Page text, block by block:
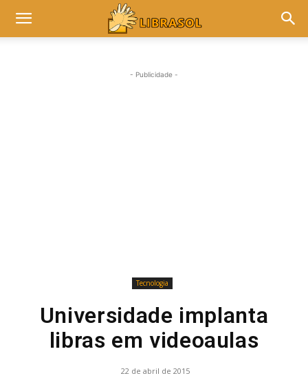
- Publicidade -
Tecnologia
Universidade implanta
libras em videoaulas
22 de abril de 2015